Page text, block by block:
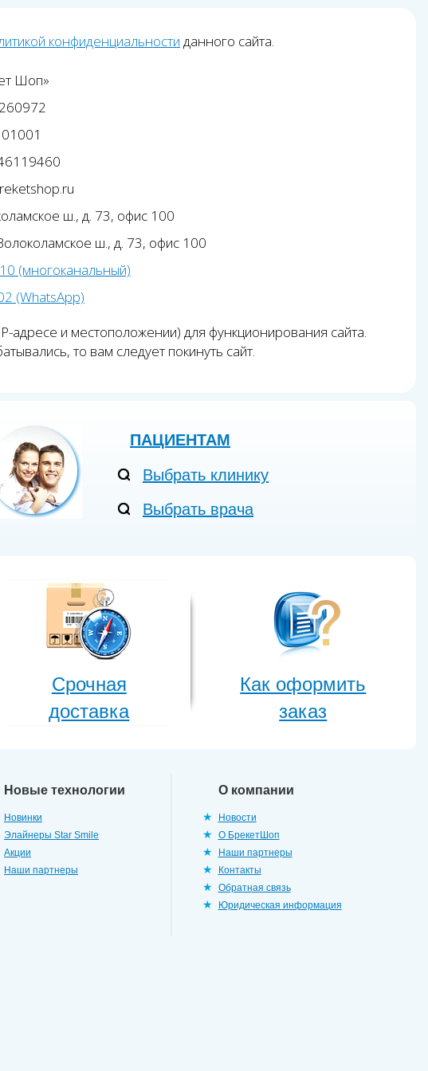
конфиденциальности данного сайта.
Шоп»
ш., д. 73, офис 100
ш., д. 73, офис 100
(многоканальный)
(WhatsApp)
адресе и местоположении) для функционирования сайта.
то вам следует покинуть сайт.
ПАЦИЕНТАМ
Выбрать клинику
Выбрать врача
Срочная
доставка
Как оформить
заказ
Новые технологии
Новинки
Элайнеры Star Smile
Акции
Наши партнеры
О компании
Новости
О БрекетШоп
Наши партнеры
Контакты
Обратная связь
Юридическая информация